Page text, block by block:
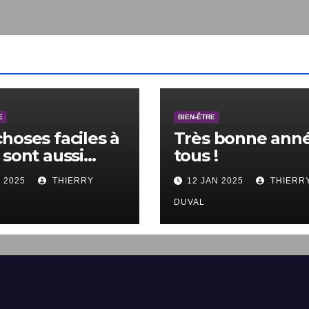
faciles à
aussi
à ne pas
2025 THIERRY
BIEN-ÊTRE
Très bonne
tous !
12 JAN 2025
DUVAL